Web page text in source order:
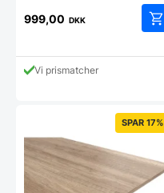
999,00 DKK
Vi prismatcher
SPAR 17%